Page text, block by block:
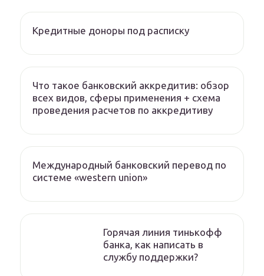
Кредитные доноры под расписку
Что такое банковский аккредитив: обзор
всех видов, сферы применения + схема
проведения расчетов по аккредитиву
Международный банковский перевод по
системе «western union»
Горячая линия тинькофф
банка, как написать в
службу поддержки?